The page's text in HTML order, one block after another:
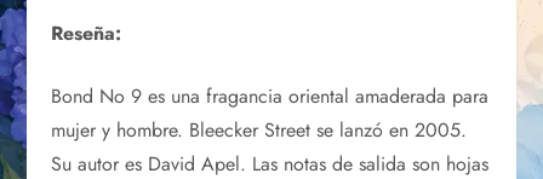
Reseña:
Bond No 9 es una fragancia oriental amaderada para
mujer y hombre. Bleecker Street se lanzó en 2005.
Su autor es David Apel. Las notas de salida son hojas